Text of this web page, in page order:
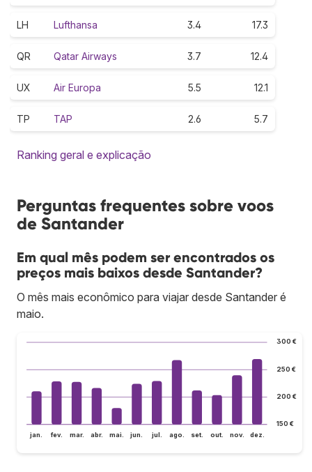
LH Lufthansa 3.4 17.3
QR Qatar Airways 3.7 12.4
UX Air Europa 5.5 12.1
TP TAP 2.6 5.7
Ranking geral e explicação
Perguntas frequentes sobre voos
de Santander
Em qual mês podem ser encontrados os
preços mais baixos desde Santander?
O mês mais econômico para viajar desde Santander é
maio.
150 €
200 €
250 €
300 €
jan. fev. mar. abr. mai. jun. jul. ago. set. out. nov. dez.